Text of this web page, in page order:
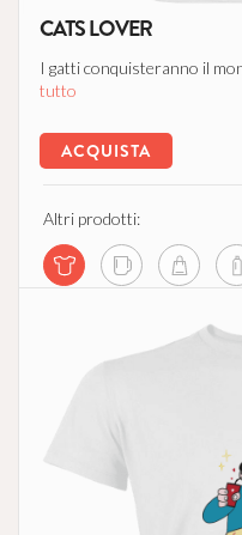
CATS LOVER
I gatti conquisteranno il
tutto
ACQUISTA
Altri prodotti: